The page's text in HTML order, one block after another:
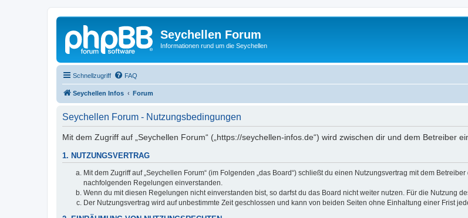
Seychellen Forum
Informationen rund um die Seychellen
Schnellzugriff FAQ
Seychellen Infos Forum
Seychellen Forum - Nutzungsbedingungen
Mit dem Zugriff auf „Seychellen Forum“ („https://seychellen-infos.de“) wird zwischen dir und dem Betreiber
1. NUTZUNGSVERTRAG
Mit dem Zugriff auf „Seychellen Forum“ (im Folgenden „das Board“) schließt du einen Nutzungsvertrag mit dem
nachfolgenden Regelungen einverstanden.
Wenn du mit diesen Regelungen nicht einverstanden bist, so darfst du das Board nicht weiter nutzen. Für die Nutzung
Der Nutzungsvertrag wird auf unbestimmte Zeit geschlossen und kann von beiden Seiten ohne Einhaltung einer Frist